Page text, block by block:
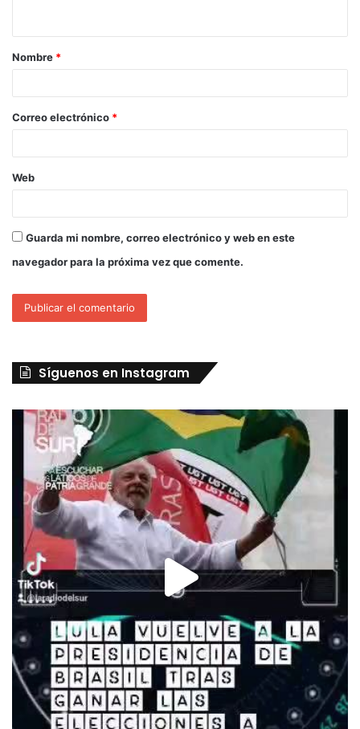
Nombre *
Correo electrónico *
Web
Guarda mi nombre, correo electrónico y web en este
navegador para la próxima vez que comente.
Síguenos en Instagram